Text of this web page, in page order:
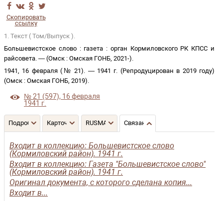
Скопировать
ссылку
1. Текст ( Том/Выпуск ).
Большевистское слово : газета : орган Кормиловского РК КПСС и
райсовета. — (Омск : Омская ГОНБ, 2021-).
1941, 16 февраля (№ 21). —1941 г. (Репродуцирован в 2019 году)
(Омск : Омская ГОНБ, 2019).
№ 21 (597), 16 февраля
1941 г.
Подробнее Карточка RUSMARC Связанные записи
Входит в коллекцию: Большевистское слово
(Кормиловский район). 1941 г.
Входит в коллекцию: Газета "Большевистское слово"
(Кормиловский район). 1941 г.
Оригинал документа, с которого сделана копия...
Входит в...